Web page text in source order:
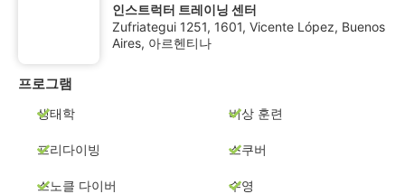
인스트럭터 트레이닝 센터
Zufriategui 1251, 1601, Vicente López, Buenos
Aires, 아르헨티나
프로그램
생태학 비상 훈련
프리다이빙 스쿠버
스노클 다이버 수영